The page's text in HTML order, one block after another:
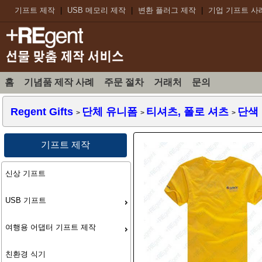
기프트 제작 USB 메모리 제작 변환 플러그 제작 기업 기프트 사
홈 기념품 제작 사례 주문 절차 거래처 문의
Regent Gifts > 단체 유니폼 > 티셔츠, 폴로 셔츠 > 단색
기프트 제작
신상 기프트
USB 기프트
여행용 어댑터 기프트 제작
친환경 식기